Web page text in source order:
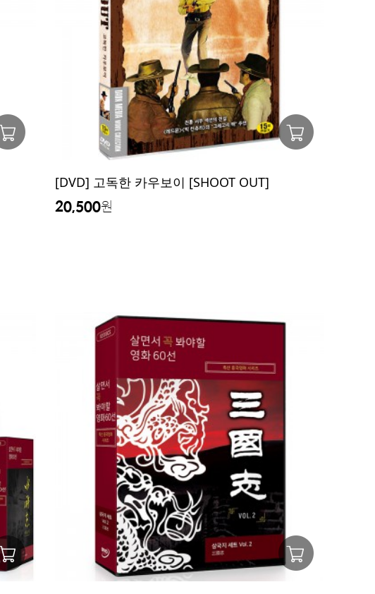
[DVD] 고독한 카우보이 [SHOOT OUT]
20,500원